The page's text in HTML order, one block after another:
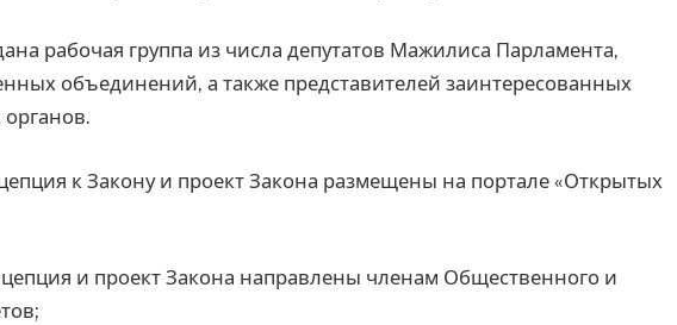
рабочая группа из числа депутатов Мажилиса Парламента,
объединений, а также представителей заинтересованных
органов.
к Закону и проект Закона размещены на портале «Открытых
и проект Закона направлены членам Общественного и